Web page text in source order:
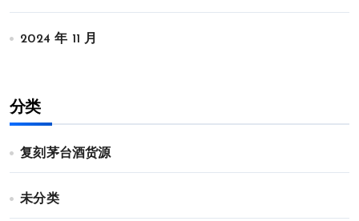
2024 年 11 月
分类
复刻茅台酒货源
未分类